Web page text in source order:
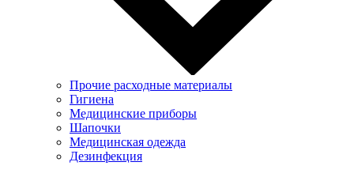
Прочие расходные материалы
Гигиена
Медицинские приборы
Шапочки
Медицинская одежда
Дезинфекция